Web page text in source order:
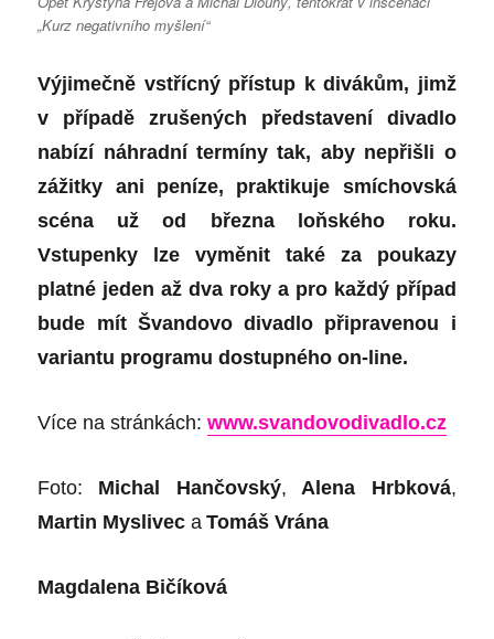
„Kurz negativního myšlení“
Výjimečně vstřícný přístup k divákům, jimž
v případě zrušených představení divadlo
nabízí náhradní termíny tak, aby nepřišli o
zážitky ani peníze, praktikuje smíchovská
scéna už od března loňského roku.
Vstupenky lze vyměnit také za poukazy
platné jeden až dva roky a pro každý případ
bude mít Švandovo divadlo připravenou i
variantu programu dostupného on-line.
Více na stránkách:www.svandovodivadlo.cz
Foto: Michal Hančovský, Alena Hrbková,
Martin Mysliveca Tomáš Vrána
Magdalena Bičíková